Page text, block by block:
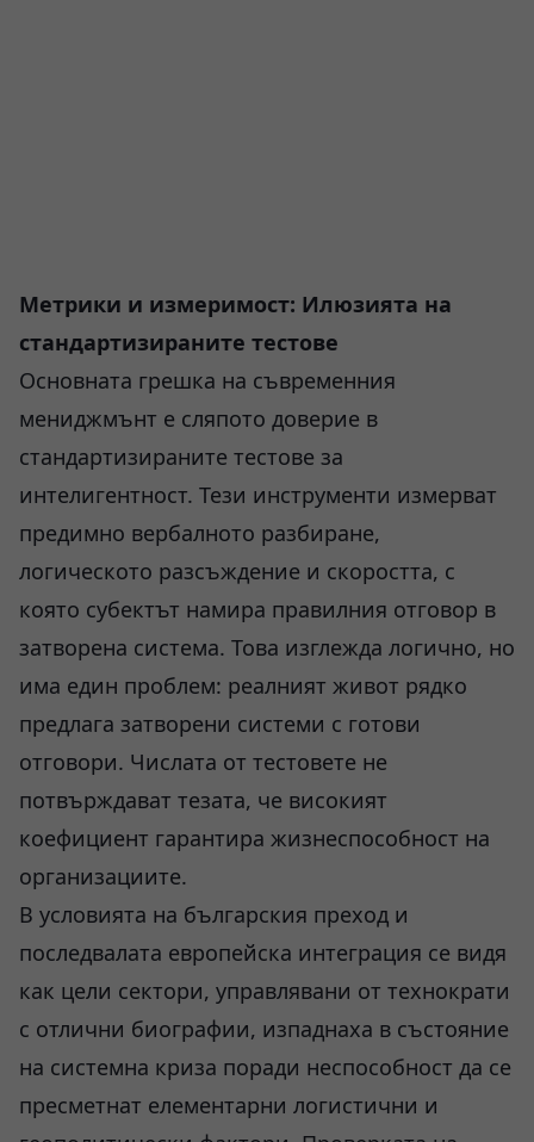
Метрики и измеримост: Илюзията на
стандартизираните тестове
Основната грешка на съвременния
мениджмънт е сляпото доверие в
стандартизираните тестове за
интелигентност. Тези инструменти измерват
предимно вербалното разбиране,
логическото разсъждение и скоростта, с
която субектът намира правилния отговор в
затворена система. Това изглежда логично, но
има един проблем: реалният живот рядко
предлага затворени системи с готови
отговори. Числата от тестовете не
потвърждават тезата, че високият
коефициент гарантира жизнеспособност на
организациите.
В условията на българския преход и
последвалата европейска интеграция се видя
как цели сектори, управлявани от технократи
с отлични биографии, изпаднаха в състояние
на системна криза поради неспособност да се
пресметнат елементарни логистични и